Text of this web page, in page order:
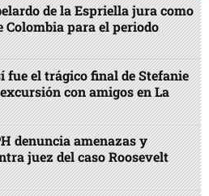
de la Espriella jura como
Colombia para el periodo
fue el trágico final de Stefanie
con amigos en La
denuncia amenazas y
juez del caso Roosevelt